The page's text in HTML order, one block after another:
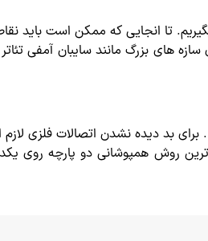
تا انجایی که ممکن است باید
های بزرگ مانند سایبان آمفی
بد دیده نشدن اتصالات فلزی
ترین روش همپوشانی دو پارچه